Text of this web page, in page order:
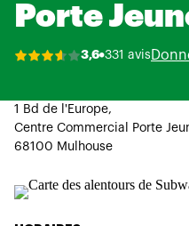
Porte
3,6 331 avis
1 Bd de l'Europe,
Centre Commercial Porte
68100 Mulhouse